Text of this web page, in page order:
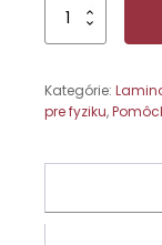
množstvo
Fyzikálne
Kategórie:
pre fyziku,